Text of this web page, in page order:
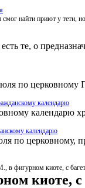
смог найти приют у
те, о
по
календарю
календарю
календарю
по церковному,
в фигурном киоте, с
киоте, с